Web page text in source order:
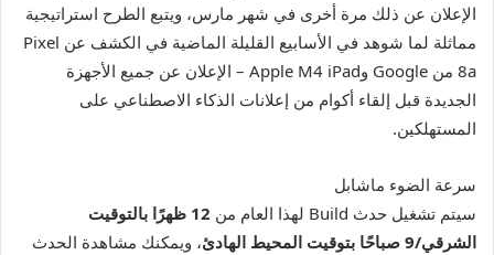
الإعلان عن ذلك مرة أخرى في شهر مارس، ويتبع الطرح استراتيجية
مماثلة لما شوهد في الأسابيع القليلة الماضية في الكشف عن Pixel
8a من Google وApple M4 iPad – الإعلان عن جميع الأجهزة
الجديدة قبل إلقاء أكوام من إعلانات الذكاء الاصطناعي على
المستهلكين.
سرعة الضوء ماشابل
سيتم تشغيل حدث Build لهذا العام من
12 ظهرًا بالتوقيت
الشرقي/9 صباحًا بتوقيت المحيط الهادئ
، ويمكنك مشاهدة الحدث